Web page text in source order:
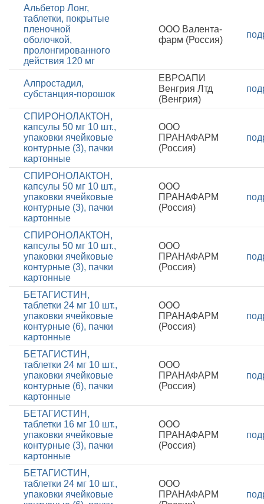
Альбетор Лонг,
таблетки, покрытые
пленочной
оболочкой,
пролонгированного
действия 120 мг
ООО Валента-
фарм (Россия)
Алпростадил,
субстанция-порошок
ЕВРОАПИ
Венгрия Лтд
(Венгрия)
СПИРОНОЛАКТОН,
капсулы 50 мг 10 шт.,
упаковки ячейковые
контурные (3), пачки
картонные
ООО
ПРАНАФАРМ
(Россия)
СПИРОНОЛАКТОН,
капсулы 50 мг 10 шт.,
упаковки ячейковые
контурные (3), пачки
картонные
ООО
ПРАНАФАРМ
(Россия)
СПИРОНОЛАКТОН,
капсулы 50 мг 10 шт.,
упаковки ячейковые
контурные (3), пачки
картонные
ООО
ПРАНАФАРМ
(Россия)
БЕТАГИСТИН,
таблетки 24 мг 10 шт.,
упаковки ячейковые
контурные (6), пачки
картонные
ООО
ПРАНАФАРМ
(Россия)
БЕТАГИСТИН,
таблетки 24 мг 10 шт.,
упаковки ячейковые
контурные (6), пачки
картонные
ООО
ПРАНАФАРМ
(Россия)
БЕТАГИСТИН,
таблетки 16 мг 10 шт.,
упаковки ячейковые
контурные (3), пачки
картонные
ООО
ПРАНАФАРМ
(Россия)
БЕТАГИСТИН,
таблетки 24 мг 10 шт.,
упаковки ячейковые
ООО
ПРАНАФАРМ